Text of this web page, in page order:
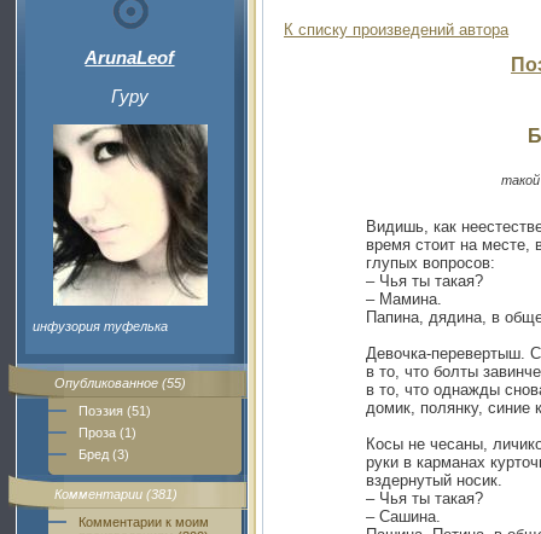
ArunaLeof
Гуру
инфузория туфелька
Опубликованное (55)
Поэзия (51)
Проза (1)
Бред (3)
Комментарии (381)
Комментарии к моим
К списку произведений автора
Видишь, как
время стоит на месте,
глупых вопросов:
– Чья ты такая?
– Мамина.
Папина, дядина, в
Девочка-перевертыш.
в то, что болты
в то, что однажды
домик, полянку, синие
Косы не чесаны,
руки в карманах
вздернутый носик.
– Чья ты такая?
– Сашина.